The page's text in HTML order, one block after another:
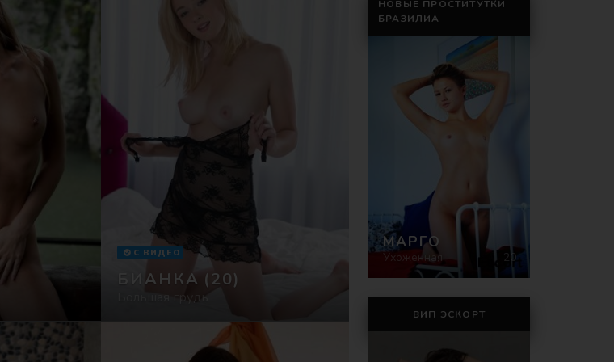
БИАНКА (20)
Большая грудь
С ВИДЕО
НОВЫЕ ПРОСТИТУТКИ
БРАЗИЛИА
МАРГО
Ухоженная 20
ВИП ЭСКОРТ